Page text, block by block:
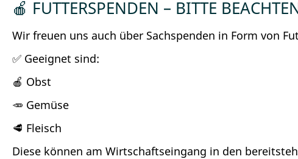
🍎 FUTTERSPENDEN – BITTE
Wir freuen uns auch über Sachspenden in Form von
✅ Geeignet sind:
🍎 Obst
🥕 Gemüse
🥩 Fleisch
Diese können am Wirtschaftseingang in den